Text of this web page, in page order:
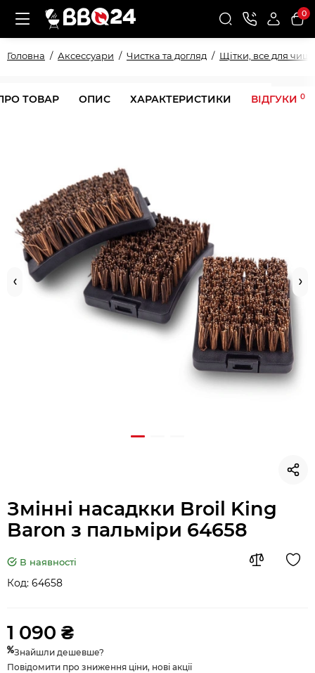
0
Головна Аксессуари Чистка та догляд Щітки, все для
ТОВАР ОПИС ХАРАКТЕРИСТИКИ ВІДГУКИ 0
Змінні насадкки Broil King
Baron з пальміри 64658
В наявності
Код: 64658
1 090 ₴
Знайшли дешевше?
Повідомити про зниження ціни, нові акції